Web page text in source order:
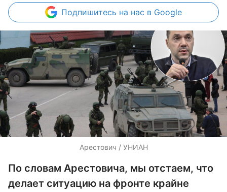
Подпишитесь на нас в Google
Арестович / УНИАН
По словам Арестовича, мы отстаем, что
делает ситуацию на фронте крайне